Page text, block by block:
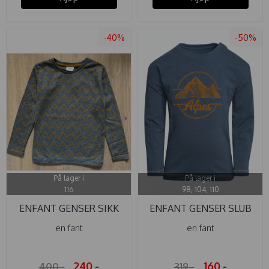
-40%
På lager i
116
ENFANT GENSER SIKK
SAKK GRÅ
en fant
240,-
-50%
På lager i
98, 104, 110
ENFANT GENSER SLUB
DARK SLATE
en fant
160,-